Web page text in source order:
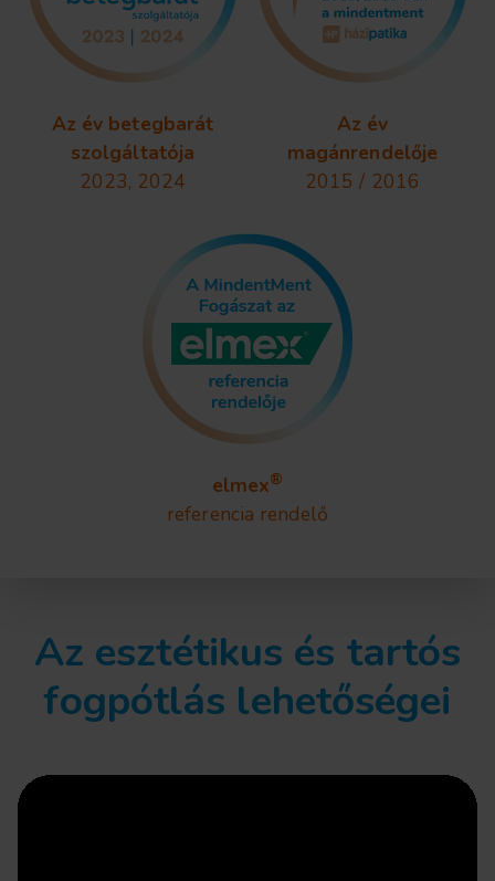
Az év betegbarát
szolgáltatója
2023, 2024
Az év
magánrendelője
2015 / 2016
elmex®
referencia rendelő
Az esztétikus és tartós
fogpótlás lehetőségei